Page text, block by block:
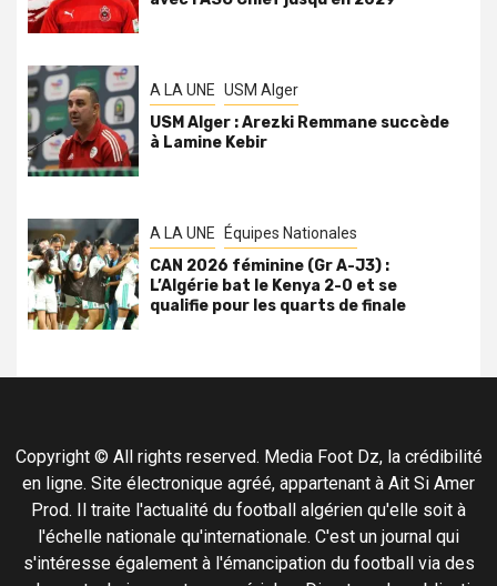
A LA UNE USM Alger
USM Alger : Arezki Remmane succède
à Lamine Kebir
A LA UNE Équipes Nationales
CAN 2026 féminine (Gr A-J3) :
L’Algérie bat le Kenya 2-0 et se
qualifie pour les quarts de finale
Copyright © All rights reserved. Media Foot Dz, la crédibilité
en ligne. Site électronique agréé, appartenant à Ait Si Amer
Prod. Il traite l'actualité du football algérien qu'elle soit à
l'échelle nationale qu'internationale. C'est un journal qui
s'intéresse également à l'émancipation du football via des